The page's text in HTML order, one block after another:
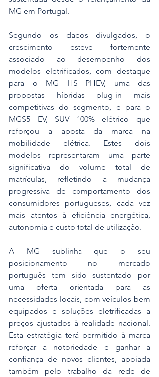
MG em Portugal.
Segundo os dados divulgados, o
crescimento esteve fortemente
associado ao desempenho dos
modelos eletrificados, com destaque
para o MG HS PHEV, uma das
propostas híbridas plug-in mais
competitivas do segmento, e para o
MGS5 EV, SUV 100% elétrico que
reforçou a aposta da marca na
mobilidade elétrica. Estes dois
modelos representaram uma parte
significativa do volume total de
matrículas, refletindo a mudança
progressiva de comportamento dos
consumidores portugueses, cada vez
mais atentos à eficiência energética,
autonomia e custo total de utilização.
A MG sublinha que o seu
posicionamento no mercado
português tem sido sustentado por
uma oferta orientada para as
necessidades locais, com veículos bem
equipados e soluções eletrificadas a
preços ajustados à realidade nacional.
Esta estratégia terá permitido à marca
reforçar a notoriedade e ganhar a
confiança de novos clientes, apoiada
também pelo trabalho da rede de